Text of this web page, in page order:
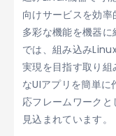
向けサービスを効
多彩な機能を機器
では、組み込み
実現を目指す取り
なUIアプリを簡単
応フレームワークと
見込まれています。